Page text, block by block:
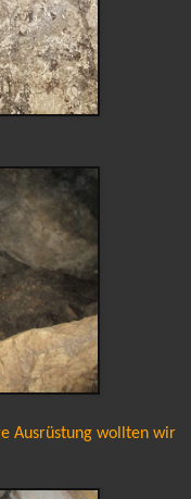
Ausrüstung wollten wir